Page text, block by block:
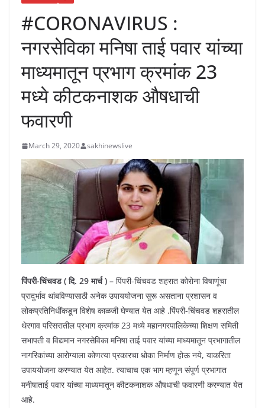
#CORONAVIRUS :
नगरसेविका मनिषा ताई पवार यांच्या
माध्यमातून प्रभाग क्रमांक 23
मध्ये कीटकनाशक औषधाची
फवारणी
March 29, 2020 sakhinewslive
पिंपरी-चिंचवड ( दि. 29 मार्च ) – पिंपरी-चिंचवड शहरात कोरोना विषाणूंचा
प्रादुर्भाव थांबविण्यासाठी अनेक उपाययोजना सुरू असताना प्रशासन व
लोकप्रतिनिधींकडून विशेष काळजी घेण्यात येत आहे .पिंपरी-चिंचवड शहरातील
थेरगाव परिसरातील प्रभाग क्रमांक 23 मध्ये महानगरपालिकेच्या शिक्षण समिती
सभापती व विद्यमान नगरसेविका मनिषा ताई पवार यांच्या माध्यमातून प्रभागातील
नागरिकांच्या आरोग्याला कोणत्या प्रकारचा धोका निर्माण होऊ नये, याकरिता
उपाययोजना करण्यात येत आहेत. त्याचाच एक भाग म्हणून संपूर्ण प्रभागात
मनीषाताई पवार यांच्या माध्यमातून कीटकनाशक औषधाची फवारणी करण्यात येत
आहे.